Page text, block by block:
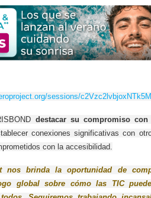
org/sessions/
destacar su compromiso
conexiones significativas con
con la accesibilidad.
nos brinda la oportunidad de
global sobre cómo las TIC